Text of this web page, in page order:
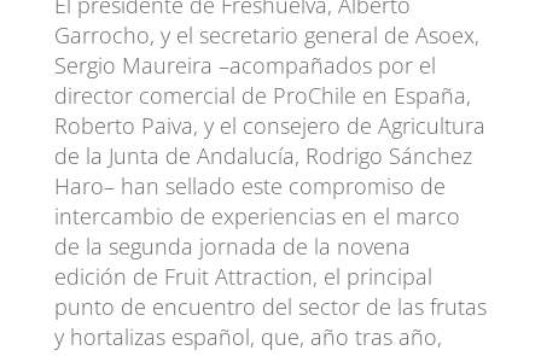
Garrocho, y el secretario general de Asoex,
Sergio Maureira –acompañados por el
director comercial de ProChile en España,
Roberto Paiva, y el consejero de Agricultura
de la Junta de Andalucía, Rodrigo Sánchez
Haro– han sellado este compromiso de
intercambio de experiencias en el marco
de la segunda jornada de la novena
edición de Fruit Attraction, el principal
punto de encuentro del sector de las frutas
y hortalizas español, que, año tras año,